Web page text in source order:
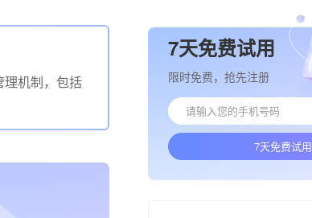
理机制，包括
7天免费试用
限时免费，抢先注册
7天免费试用